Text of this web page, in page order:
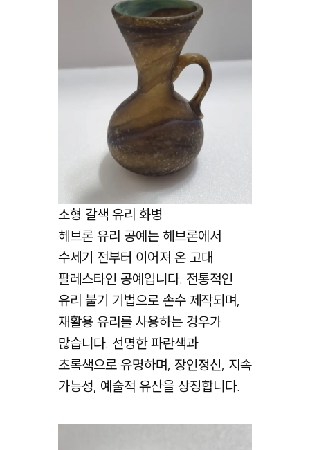
소형 갈색 유리 화병
헤브론 유리 공예는 헤브론에서
수세기 전부터 이어져 온 고대
팔레스타인 공예입니다. 전통적인
유리 불기 기법으로 손수 제작되며,
재활용 유리를 사용하는 경우가
많습니다. 선명한 파란색과
초록색으로 유명하며, 장인정신, 지속
가능성, 예술적 유산을 상징합니다.